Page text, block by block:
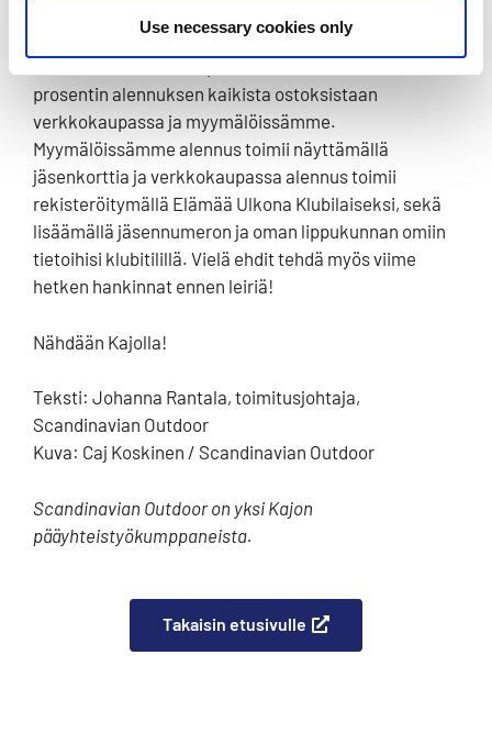
Use necessary cookies only
prosentin alennuksen kaikista ostoksistaan
verkkokaupassa ja myymälöissämme.
Myymälöissämme alennus toimii näyttämällä
jäsenkorttia ja verkkokaupassa alennus toimii
rekisteröitymällä Elämää Ulkona Klubilaiseksi, sekä
lisäämällä jäsennumeron ja oman lippukunnan omiin
tietoihisi klubitilillä. Vielä ehdit tehdä myös viime
hetken hankinnat ennen leiriä!
Nähdään Kajolla!
Teksti: Johanna Rantala, toimitusjohtaja,
Scandinavian Outdoor
Kuva: Caj Koskinen / Scandinavian Outdoor
Scandinavian Outdoor on yksi Kajon
pääyhteistyökumppaneista.
Takaisin etusivulle